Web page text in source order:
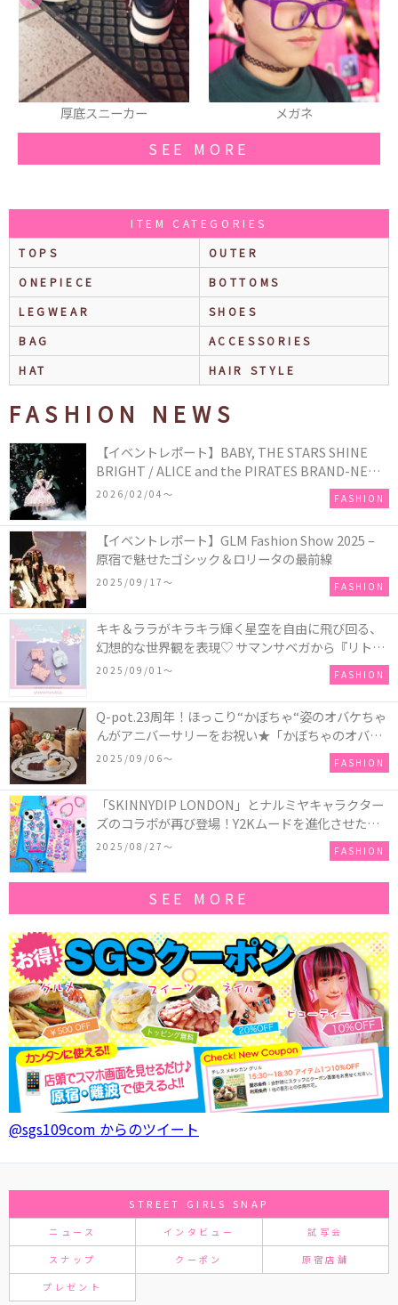
SEE MORE
ITEM CATEGORIES
TOPS
OUTER
ONEPIECE
BOTTOMS
LEGWEAR
SHOES
BAG
ACCESSORIES
HAT
HAIR STYLE
FASHION NEWS
【イベントレポート】BABY, THE STARS SHINE
BRIGHT / ALICE and the PIRATES BRAND-NEW
COLLECTION in TOKYO
2026/02/04〜 FASHION
【イベントレポート】GLM Fashion Show 2025 –
原宿で魅せたゴシック＆ロリータの最前線
2025/09/17〜 FASHION
キキ＆ララがキラキラ輝く星空を自由に飛び回る、
幻想的な世界観を表現♡ サマンサベガから『リトル
ツインスターズ』50周年アニバーサリーイヤー』を
2025/09/01〜 FASHION
Q-pot.23周年！ほっこり“かぼちゃ“姿のオバケちゃ
んがアニバーサリーをお祝い★「かぼちゃのオバケ
ーキアクセサリー」が新発売！Q-pot CAFE.では
「かぼちゃのオバケーキプレート」も登場
2025/09/06〜 FASHION
「SKINNYDIP LONDON」とナルミヤキャラクター
ズのコラボが再び登場！Y2Kムードを進化させた新
作コレクションを発売♪
2025/08/27〜 FASHION
SEE MORE
@sgs109com からのツイート
STREET GIRLS SNAP
ニュース インタビュー 試写会
スナップ クーポン 原宿店舗
プレゼント